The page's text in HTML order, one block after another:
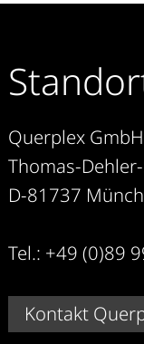
Querplex
Thomas-
D-81737
Tel.: +49 (0)89
Kontakt